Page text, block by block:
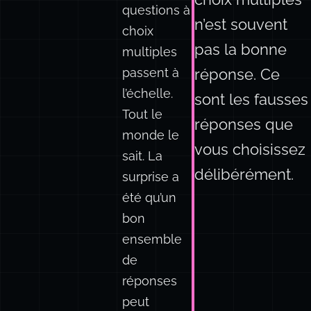
La surprise
n’a pas été
que les
questions à
choix
multiples
passent à
l’échelle.
Tout le
monde le
sait. La
surprise a
été qu’un
bon
ensemble
La partie utile
choix multiples
n’est souvent
réponse. Ce